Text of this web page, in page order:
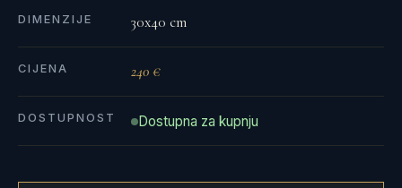
DIMENZIJE 30x40 cm
CIJENA 240 €
DOSTUPNOST Dostupna za kupnju